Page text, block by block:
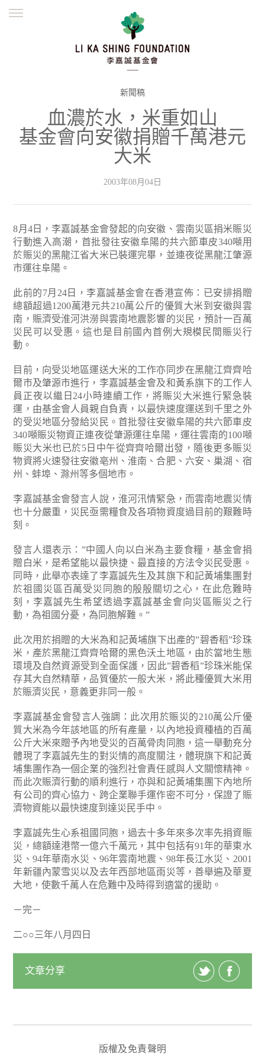
並肩同行
繁體
新聞稿
血濃於水，米重如山
基金會向安徽捐贈千萬港元
大米
2003年08月04日
8月4日，李嘉誠基金會發起的向安徽、雲南災區捐米賑災
行動進入高潮，首批發往安徽阜陽的共六節車皮340噸用
於賑災的黑龍江省大米已裝運完畢，並連夜從黑龍江肇源
市運往阜陽。
此前的7月24日，李嘉誠基金會在香港宣佈：已安排捐贈
總額超過1200萬港元共210萬公斤的優質大米到安徽與雲
南，賑濟受淮河洪澇與雲南地震影響的災民，預計一百萬
災民可以受惠。這也是目前國內首例大規模民間賑災行
動。
目前，向受災地區運送大米的工作亦同步在黑龍江齊齊哈
爾市及肇源市進行，李嘉誠基金會及和黃系旗下的工作人
員正夜以繼日24小時連續工作，將賑災大米進行緊急裝
運，由基金會人員親自負責，以最快速度運送到千里之外
的受災地區分發給災民。首批發往安徽阜陽的共六節車皮
340噸賑災物資正連夜從肇源運往阜陽，運往雲南的100噸
賑災大米也已於5日中午從齊齊哈爾出發，隨後更多賑災
物資將火速發往安徽亳州、淮南、合肥、六安、巢湖、宿
州、蚌埠、滁州等多個地市。
李嘉誠基金會發言人說，淮河汛情緊急，而雲南地震災情
也十分嚴重，災民亟需糧食及各項物資度過目前的艱難時
刻。
發言人還表示：”中國人向以白米為主要食糧，基金會捐
贈白米，是希望能以最快捷、最直接的方法令災民受惠。
同時，此舉亦表達了李嘉誠先生及其旗下和記黃埔集團對
於祖國災區百萬受災同胞的殷殷關切之心，在此危難時
刻，李嘉誠先生希望透過李嘉誠基金會向災區賑災之行
動，為祖國分憂，為同胞解難。”
此次用於捐贈的大米為和記黃埔旗下出產的”碧香稻”珍珠
米，產於黑龍江齊齊哈爾的黑色沃土地區，由於當地生態
環境及自然資源受到全面保護，因此”碧香稻”珍珠米能保
存其大自然精華，品質優於一般大米，將此種優質大米用
於賑濟災民，意義更非同一般。
李嘉誠基金會發言人強調：此次用於賑災的210萬公斤優
質大米為今年該地區的所有產量，以內地投資種植的百萬
公斤大米來贈予內地受災的百萬骨肉同胞，這一舉動充分
體現了李嘉誠先生的對災情的高度關注，體現旗下和記黃
埔集團作為一個企業的強烈社會責任感與人文關懷精神。
而此次賑濟行動的順利進行，亦與和記黃埔集團下內地所
有公司的齊心協力、跨企業聯手運作密不可分，保證了賑
濟物資能以最快速度到達災民手中。
李嘉誠先生心系祖國同胞，過去十多年來多次率先捐資賑
災，總額達港幣一億六千萬元，其中包括有91年的華東水
災、94年華南水災、96年雲南地震、98年長江水災、2001
年新疆內蒙雪災以及去年西部地區雨災等，善舉遍及華夏
大地，使數千萬人在危難中及時得到適當的援助。
－完－
二○○三年八月四日
文章分享
版權及免責聲明